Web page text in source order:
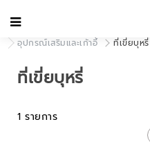
หน้าแรก
อุปกรณ์เสริมและเก้าอี้
ที่เขี่ยบุหรี่
ที่เขี่ยบุหรี่
1 รายการ